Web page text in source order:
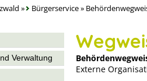
» Bürgerservice»
Verwaltung
Externe